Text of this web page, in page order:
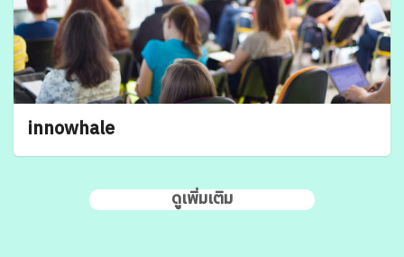
innowhale
ดูเพิ่มเติม